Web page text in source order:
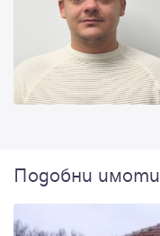
Подобни имоти